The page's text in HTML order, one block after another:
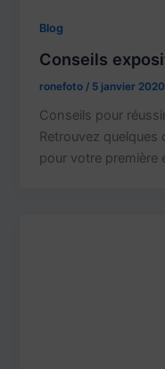
Blog
Conseils
ronefoto / 5 janvier 2020
Conseils pour
Retrouvez
pour votre première